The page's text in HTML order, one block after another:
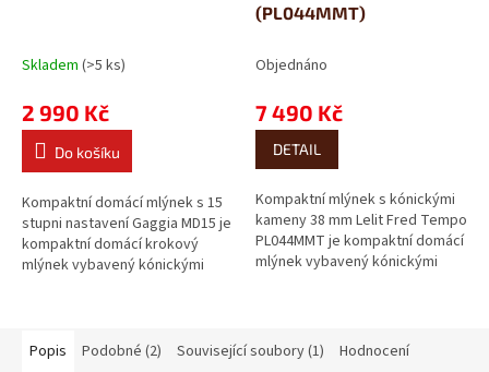
Skladem (>5 ks)
2 990 Kč
Do košíku
Kompaktní domácí mlýnek s 15
stupni nastavení Gaggia MD15 je
kompaktní domácí krokový
mlýnek vybavený kónickými
(PL044MMT)
Objednáno
7 490 Kč
DETAIL
Kompaktní mlýnek s kónickými
kameny 38 mm Lelit Fred Tempo
PL044MMT je kompaktní domácí
mlýnek vybavený kónickými
Popis Podobné (2) Související soubory (1) Hodnocení